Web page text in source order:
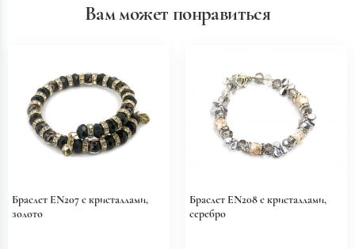
Вам может понравиться
Браслет EN207 с кристаллами,
золото
Браслет EN208 с кристаллами,
серебро